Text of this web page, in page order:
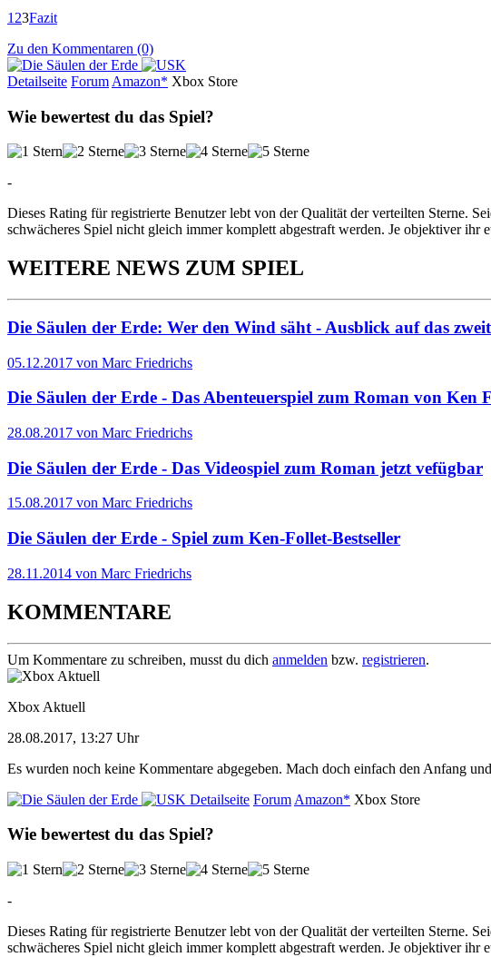
1 23Fazit
Zu den Kommentaren (0)
Detailseite Forum Amazon* Xbox Store
Wie bewertest du das Spiel?
-
Dieses Rating für registrierte Benutzer lebt von der Qualität der verteilten Sterne.
schwächeres Spiel nicht gleich immer komplett abgestraft werden. Je objektiver ihr
WEITERE NEWS ZUM SPIEL
Die Säulen der Erde: Wer den Wind säht - Ausblick auf das
05.12.2017 von Marc Friedrichs
Die Säulen der Erde - Das Abenteuerspiel zum Roman von Ken
28.08.2017 von Marc Friedrichs
Die Säulen der Erde - Das Videospiel zum Roman jetzt vefügbar
15.08.2017 von Marc Friedrichs
Die Säulen der Erde - Spiel zum Ken-Follet-Bestseller
28.11.2014 von Marc Friedrichs
KOMMENTARE
Um Kommentare zu schreiben, musst du dich anmelden bzw. registrieren.
Xbox Aktuell
28.08.2017, 13:27 Uhr
Es wurden noch keine Kommentare abgegeben. Mach doch einfach den Anfang
Detailseite Forum Amazon* Xbox Store
Wie bewertest du das Spiel?
-
Dieses Rating für registrierte Benutzer lebt von der Qualität der verteilten Sterne.
schwächeres Spiel nicht gleich immer komplett abgestraft werden. Je objektiver ihr